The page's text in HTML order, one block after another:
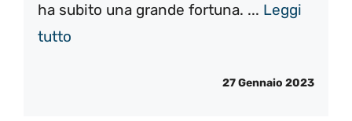
ha subito una grande fortuna. ... Leggi
tutto
27 Gennaio 2023